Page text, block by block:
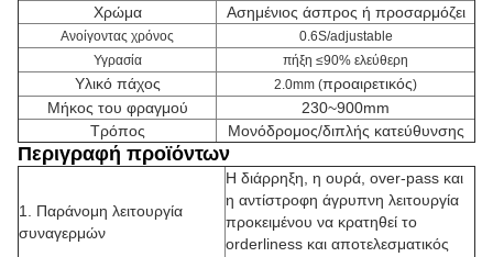
Χρώμα
Ασημένιος άσπρος ή προσαρμόζει
Ανοίγοντας χρόνος
0.6S/adjustable
Υγρασία
πήξη ≤90% ελεύθερη
Υλικό πάχος 2.0mm (προαιρετικός)
Μήκος του φραγμού
230~900mm
Τρόπος
Μονόδρομος/διπλής κατεύθυνσης
Περιγραφή προϊόντων
1. Παράνομη λειτουργία
συναγερμών
Η διάρρηξη, η ουρά, over-pass και
η αντίστροφη άγρυπνη λειτουργία
προκειμένου να κρατηθεί το
orderliness και αποτελεσματικός